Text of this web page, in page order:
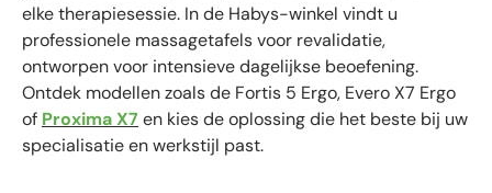
elke therapiesessie. In de Habys-winkel vindt u
professionele massagetafels voor revalidatie,
ontworpen voor intensieve dagelijkse beoefening.
Ontdek modellen zoals de Fortis 5 Ergo, Evero X7 Ergo
of Proxima X7 en kies de oplossing die het beste bij uw
specialisatie en werkstijl past.